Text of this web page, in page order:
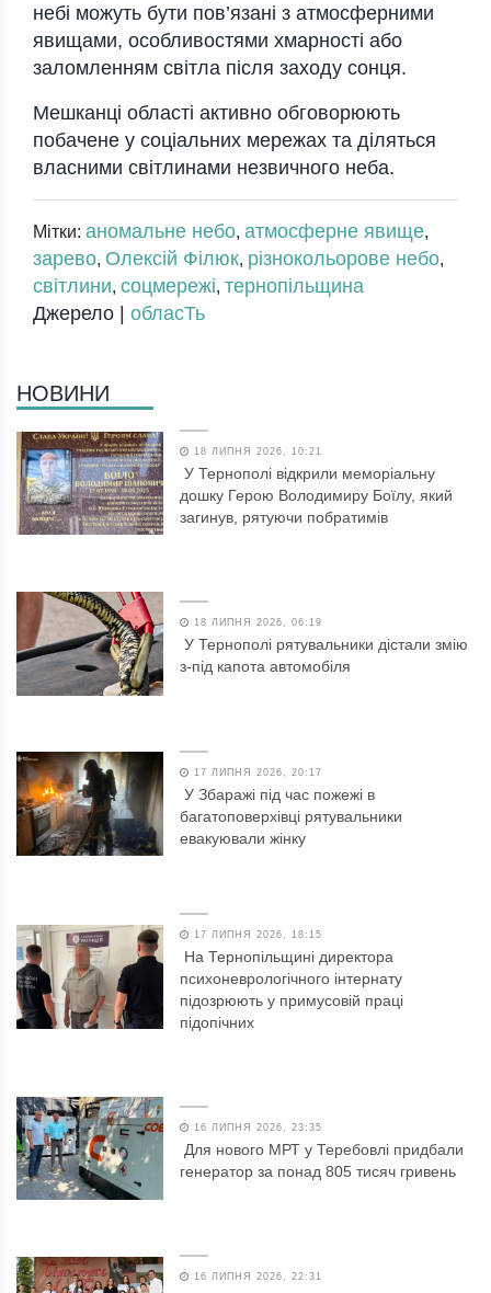
небі можуть бути пов’язані з атмосферними
явищами, особливостями хмарності або
заломленням світла після заходу сонця.
Мешканці області активно обговорюють
побачене у соціальних мережах та діляться
власними світлинами незвичного неба.
Мітки: аномальне небо, атмосферне явище,
зарево, Олексій Філюк, різнокольорове небо,
світлини, соцмережі, тернопільщина
Джерело | обласТь
НОВИНИ
18 ЛИПНЯ 2026, 10:21
У Тернополі відкрили меморіальну
дошку Герою Володимиру Боїлу, який
загинув, рятуючи побратимів
18 ЛИПНЯ 2026, 06:19
У Тернополі рятувальники дістали змію
з-під капота автомобіля
17 ЛИПНЯ 2026, 20:17
У Збаражі під час пожежі в
багатоповерхівці рятувальники
евакуювали жінку
17 ЛИПНЯ 2026, 18:15
На Тернопільщині директора
психоневрологічного інтернату
підозрюють у примусовій праці
підопічних
16 ЛИПНЯ 2026, 23:35
Для нового МРТ у Теребовлі придбали
генератор за понад 805 тисяч гривень
16 ЛИПНЯ 2026, 22:31